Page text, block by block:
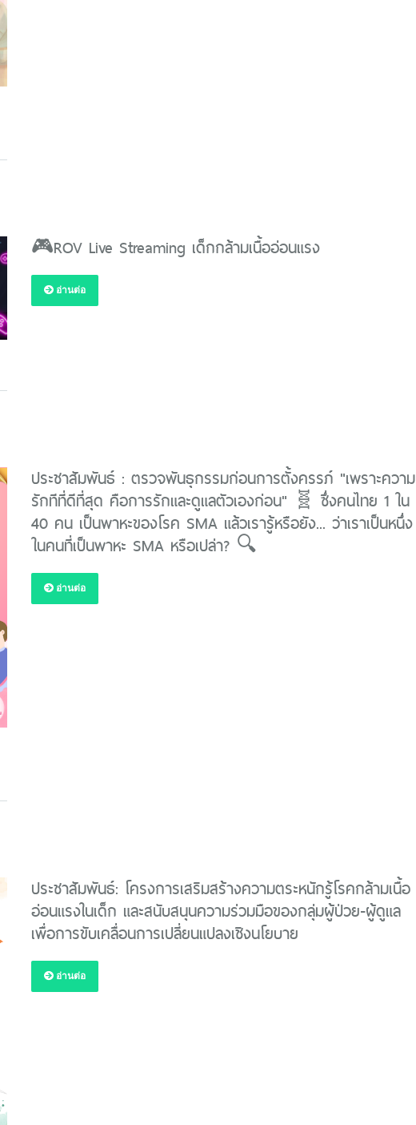
🎮ROV Live Streaming เด็กกล้ามเนื้ออ่อนแรง
อ่านต่อ
ประชาสัมพันธ์ : ตรวจพันธุกรรมก่อนการตั้งครรภ์ "เพราะความ
รักทีที่ดีที่สุด คือการรักและดูแลตัวเองก่อน" 🧬 ซึ่งคนไทย 1 ใน
40 คน เป็นพาหะของโรค SMA แล้วเรารู้หรือยัง... ว่าเราเป็นหนึ่ง
ในคนที่เป็นพาหะ SMA หรือเปล่า? 🔍
อ่านต่อ
ประชาสัมพันธ์: โครงการเสริมสร้างความตระหนักรู้โรคกล้ามเนื้อ
อ่อนแรงในเด็ก และสนับสนุนความร่วมมือของกลุ่มผู้ป่วย-ผู้ดูแล
เพื่อการขับเคลื่อนการเปลี่ยนแปลงเชิงนโยบาย
อ่านต่อ